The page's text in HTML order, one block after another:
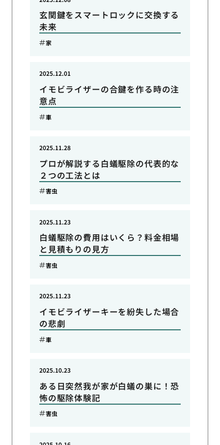
玄関鍵をスマートロックに交換する
未来
家
イモビライザーの合鍵を作る時の注
意点
2025.12.01
車
プロが解説する白蟻駆除の代表的な
２つの工法とは
2025.11.28
害虫
白蟻駆除の費用はいくら？料金相場
と見積もりの見方
2025.11.23
害虫
イモビライザーキーを紛失した場合
の悲劇
2025.11.23
車
ある日突然我が家が白蟻の巣に！恐
怖の駆除体験記
2025.10.23
害虫